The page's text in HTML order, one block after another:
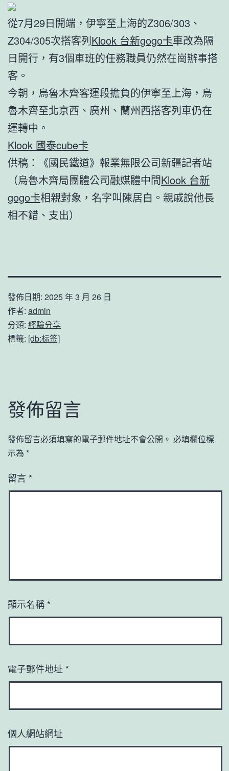
從7月29日開端，伊寧至上海的Z306/303、
Z304/305次搭客列Klook 台新gogo卡車改為隔
日開行，有3個車班的任務職員仍然在崗辦事搭
客。
今朝，烏魯木齊客運段擔負的伊寧至上海，烏
魯木齊至北京西、廣州、蘭州西搭客列車仍在
運轉中。
Klook 國泰cube卡
供稿：《國民鐵道》報業無限公司新疆記者站
（烏魯木齊局團體公司融媒體中間Klook 台新
gogo卡相親對象，名字叫陳居白。親戚說他長
相不錯、支出）
發佈日期: 2025 年 3 月 26 日
作者: admin
分類: 經驗分享
標籤: [db:标签]
發佈留言
發佈留言必須填寫的電子郵件地址不會公開。 必填欄位標
示為 *
留言 *
顯示名稱 *
電子郵件地址 *
個人網站網址